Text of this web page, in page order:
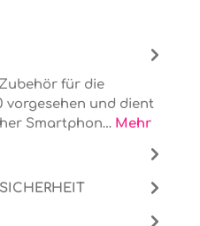
für die
vorgesehen und dient
Smartphon… Mehr